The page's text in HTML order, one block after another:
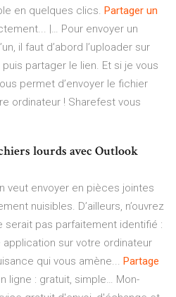
en quelques clics. Partager un
|… Pour envoyer un
il faut d’abord l’uploader sur
partager le lien. Et si je vous
permet d’envoyer le fichier
ordinateur ! Sharefest vous
lourds avec Outlook
veut envoyer en pièces jointes
nuisibles. D’ailleurs, n’ouvrez
serait pas parfaitement identifié :
sur votre ordinateur
qui vous amène... Partage
ligne : gratuit, simple… Mon-